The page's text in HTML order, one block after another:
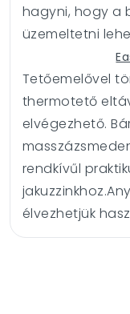
hagyni, hogy a
üzemeltetni
Tetőemelővel
thermotető
elvégezhető.
rendkívűl
élvezhetjük